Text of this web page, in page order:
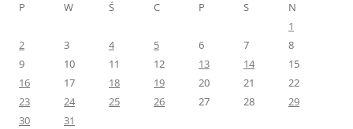
P W Ś C P S
N
1
2
3 4 5 6 7
8
9
10 11 12 13 14
15
16
17 18 19 20 21
22
23
24 25 26 27 28
29
30
31